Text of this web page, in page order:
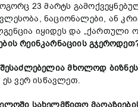
23 მარტს
ნაციონალები, ან
იყიდეს და „ქართული
რეინკარნაციის გჯეროდეთ
შესაძლებელია მხოლოდ ბიზნეს
ეს ვერ ისწავლეთ.